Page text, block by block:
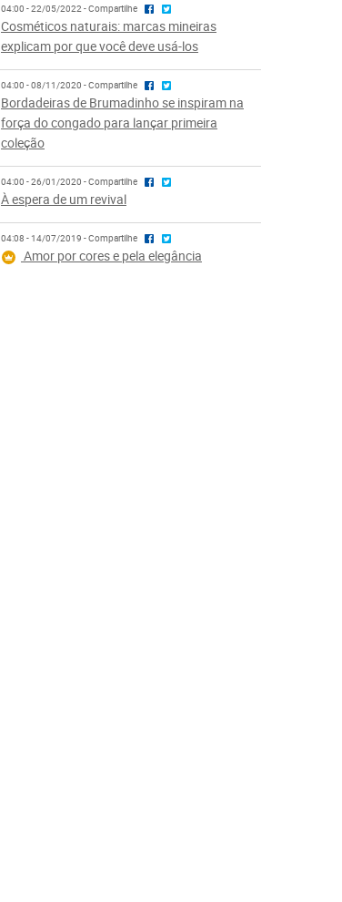
04:00 - 22/05/2022 - Compartilhe
Cosméticos naturais: marcas mineiras
explicam por que você deve usá-los
04:00 - 08/11/2020 - Compartilhe
Bordadeiras de Brumadinho se inspiram na
força do congado para lançar primeira
coleção
04:00 - 26/01/2020 - Compartilhe
À espera de um revival
04:08 - 14/07/2019 - Compartilhe
Amor por cores e pela elegância